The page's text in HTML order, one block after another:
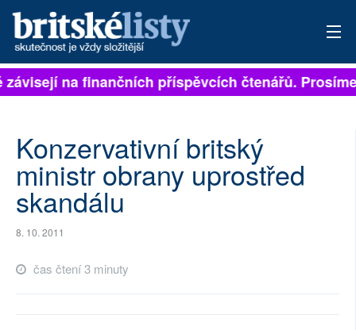
PŘIHLÁSIT
ARCHIV
ROZHOVORY
TÉMATA
NEJČTENĚJŠÍ ZA 7 DNÍ
na finančních příspěvcích čtenářů.
Konzervativní britský
ministr obrany uprostřed
skandálu
8. 10. 2011
čas čtení 3 minuty